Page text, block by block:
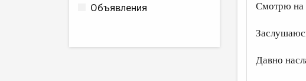
Объявления
Смотрю на
Давно
как